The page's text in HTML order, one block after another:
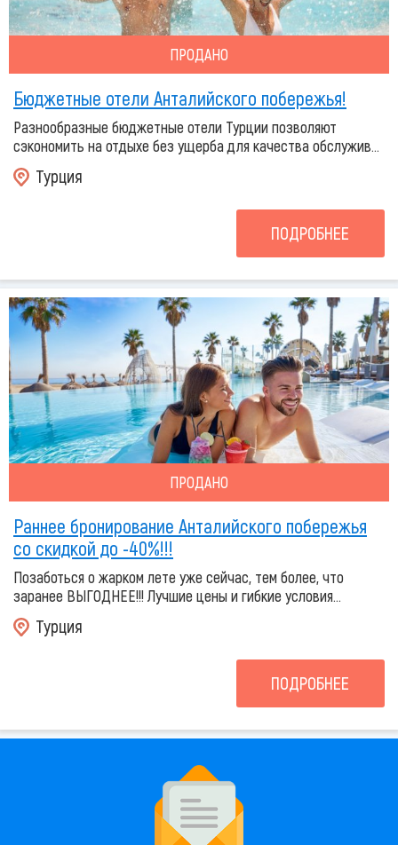
ПРОДАНО
Бюджетные отели Анталийского побережья!
Разнообразные бюджетные отели Турции позволяют
сэкономить на отдыхе без ущерба для качества обслужив...
Турция
ПОДРОБНЕЕ
ПРОДАНО
Раннее бронирование Анталийского побережья
со скидкой до -40%!!!
Позаботься о жарком лете уже сейчас, тем более, что
заранее ВЫГОДНЕЕ!!! Лучшие цены и гибкие условия...
Турция
ПОДРОБНЕЕ